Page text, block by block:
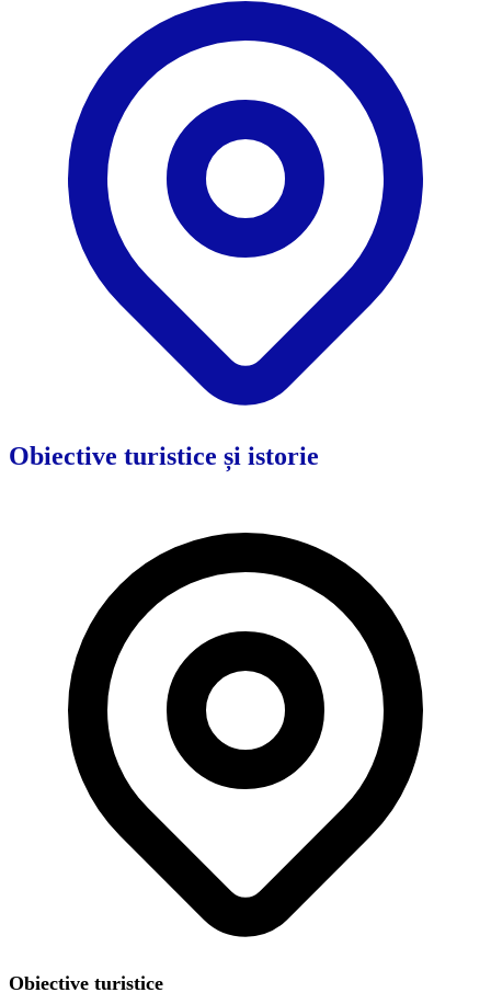
Obiective turistice și istorie
Obiective turistice